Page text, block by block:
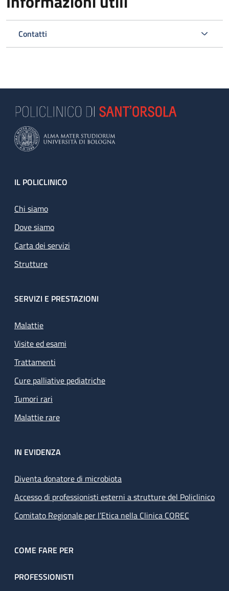
Contatti
Footer
IL POLICLINICO
Chi siamo
Dove siamo
Carta dei servizi
Strutture
SERVIZI E PRESTAZIONI
Malattie
Visite ed esami
Trattamenti
Cure palliative pediatriche
Tumori rari
Malattie rare
IN EVIDENZA
Diventa donatore di microbiota
Accesso di professionisti esterni a strutture del Policlinico
Comitato Regionale per l’Etica nella Clinica COREC
COME FARE PER
PROFESSIONISTI